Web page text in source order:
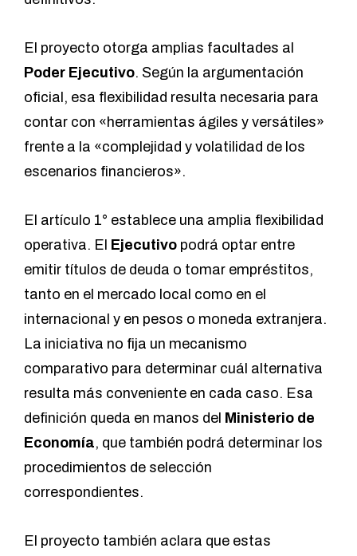
El proyecto otorga amplias facultades al
Poder Ejecutivo. Según la argumentación
oficial, esa flexibilidad resulta necesaria para
contar con «herramientas ágiles y versátiles»
frente a la «complejidad y volatilidad de los
escenarios financieros».
El artículo 1° establece una amplia flexibilidad
operativa. El Ejecutivo podrá optar entre
emitir títulos de deuda o tomar empréstitos,
tanto en el mercado local como en el
internacional y en pesos o moneda extranjera.
La iniciativa no fija un mecanismo
comparativo para determinar cuál alternativa
resulta más conveniente en cada caso. Esa
definición queda en manos del Ministerio de
Economía, que también podrá determinar los
procedimientos de selección
correspondientes.
El proyecto también aclara que estas